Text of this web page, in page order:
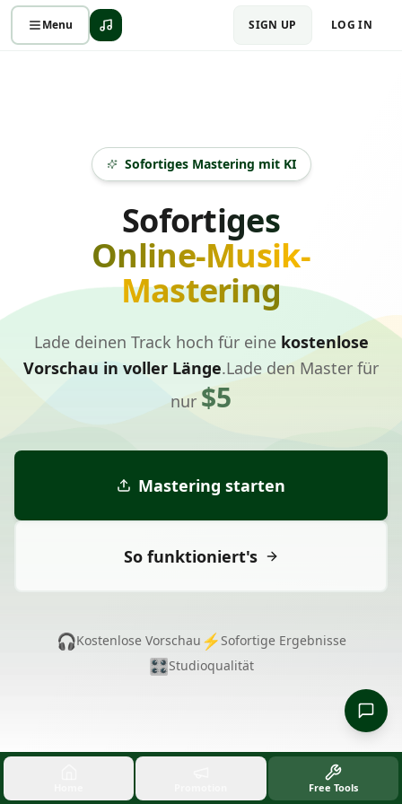
Menu SIGN UP LOG IN
Sofortiges Mastering mit KI
Sofortiges
Online-Musik-
Mastering
Lade deinen Track hoch für eine kostenlose
Vorschau in voller Länge.Lade den Master für
nur $5
Mastering starten
So funktioniert's
🎧Kostenlose Vorschau ⚡ Sofortige Ergebnisse
🎛️Studioqualität
Free Tools